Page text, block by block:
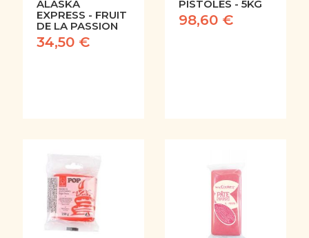
ALASKA
EXPRESS - FRUIT
DE LA PASSION
34,50 €
PISTOLES - 5KG
98,60 €